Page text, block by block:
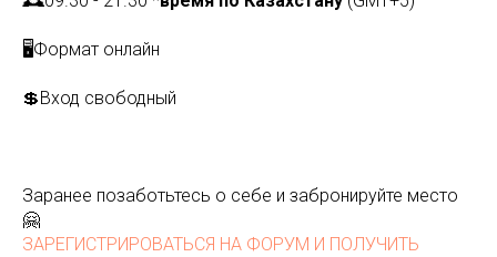
🖥Формат онлайн
💲Вход свободный
Заранее позаботьтесь о себе и забронируйте место
🤗
ЗАРЕГИСТРИРОВАТЬСЯ НА ФОРУМ И ПОЛУЧИТЬ